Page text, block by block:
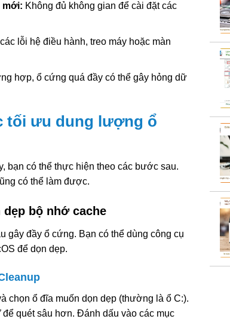
mới: Không đủ không gian để cài đặt các
lỗi hệ điều hành, treo máy hoặc màn
hợp, ổ cứng quá đầy có thể gây hỏng dữ
tối ưu dung lượng ổ
bạn có thể thực hiện theo các bước sau.
có thể làm được.
dẹp bộ nhớ cache
gây đầy ổ cứng. Bạn có thể dùng công cụ
để dọn dẹp.
chọn ổ đĩa muốn dọn dẹp (thường là ổ C:).
để quét sâu hơn. Đánh dấu vào các mục